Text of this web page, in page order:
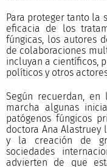
Para proteger tanto la
eficacia de los
fúngicas, los autores
de colaboraciones
incluyan a científicos,
políticos y otros
Según recuerdan,
marcha algunas
patógenos fúngicos
doctora Ana
y la creación de
sociedades
advierten de que